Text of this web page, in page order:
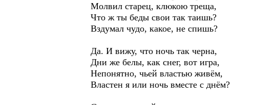
Молвил старец, клюкою треща,
Что ж ты беды свои так таишь?
Вздумал чудо, какое, не спишь?
Да. И вижу, что ночь так черна,
Дни же белы, как снег, вот игра,
Непонятно, чьей властью живём,
Властен я или ночь вместе с днём?